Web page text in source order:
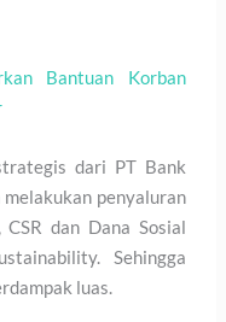
Bantuan Korban
dari PT Bank
penyaluran
CSR dan Dana Sosial
Sehingga
luas.